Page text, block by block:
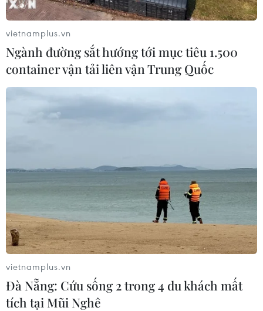
vietnamplus.vn
Ngành đường sắt hướng tới mục tiêu 1.500
container vận tải liên vận Trung Quốc
vietnamplus.vn
Đà Nẵng: Cứu sống 2 trong 4 du khách mất
tích tại Mũi Nghê